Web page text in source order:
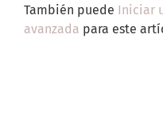
También puede Iniciar
avanzada para este